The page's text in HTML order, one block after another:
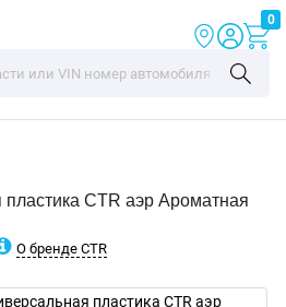
0
CTR аэр Ароматная
О бренде CTR